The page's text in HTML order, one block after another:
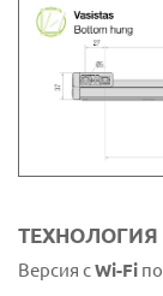
ТЕХНОЛОГИЯ
Версия сWi-Fi